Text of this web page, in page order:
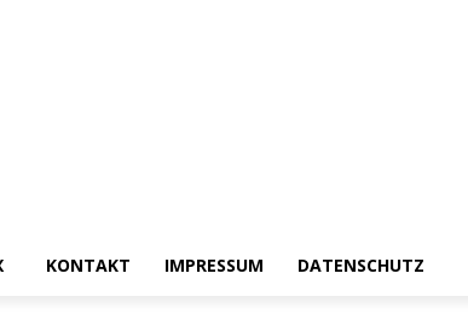
KONTAKT IMPRESSUM DATENSCHUTZ